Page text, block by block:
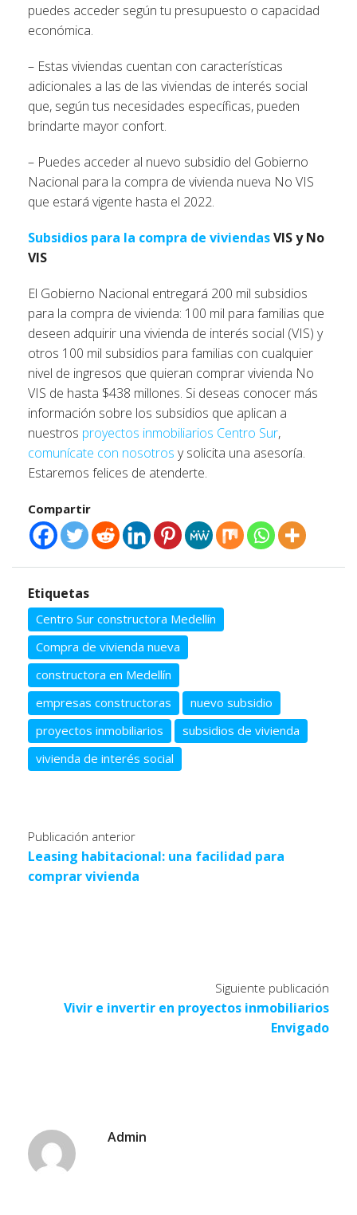
puedes acceder según tu presupuesto o capacidad
económica.
– Estas viviendas cuentan con características
adicionales a las de las viviendas de interés social
que, según tus necesidades específicas, pueden
brindarte mayor confort.
– Puedes acceder al nuevo subsidio del Gobierno
Nacional para la compra de vivienda nueva No VIS
que estará vigente hasta el 2022.
Subsidios para la compra de viviendasVIS y No
VIS
El Gobierno Nacional entregará 200 mil subsidios
para la compra de vivienda: 100 mil para familias que
deseen adquirir una vivienda de interés social (VIS) y
otros 100 mil subsidios para familias con cualquier
nivel de ingresos que quieran comprar vivienda No
VIS de hasta $438 millones. Si deseas conocer más
información sobre los subsidios que aplican a
nuestros proyectos inmobiliarios Centro Sur,
comunícate con nosotros y solicita una asesoría.
Estaremos felices de atenderte.
Compartir
Etiquetas
Centro Sur constructora Medellín
Compra de vivienda nueva
constructora en Medellín
empresas constructoras
nuevo subsidio
proyectos inmobiliarios
subsidios de vivienda
vivienda de interés social
Publicación anterior
Leasing habitacional: una facilidad para
comprar vivienda
Siguiente publicación
Vivir e invertir en proyectos inmobiliarios
Envigado
Admin